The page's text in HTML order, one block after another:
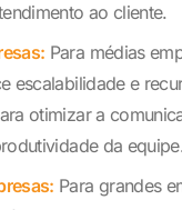
ao cliente.
Para médias
escalabilidade e
otimizar a
da
Para grandes